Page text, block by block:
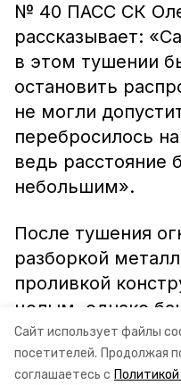
Сайт использует файлы
посетителей. Продолжая
соглашаетесь с
№ 40 ПАСС СК
рассказывает:
в этом тушении
остановить
не могли
перебросилось
ведь расстояние
небольшим».
После тушения
разборкой
проливкой
целым, однако
полностью, что
о необходимости